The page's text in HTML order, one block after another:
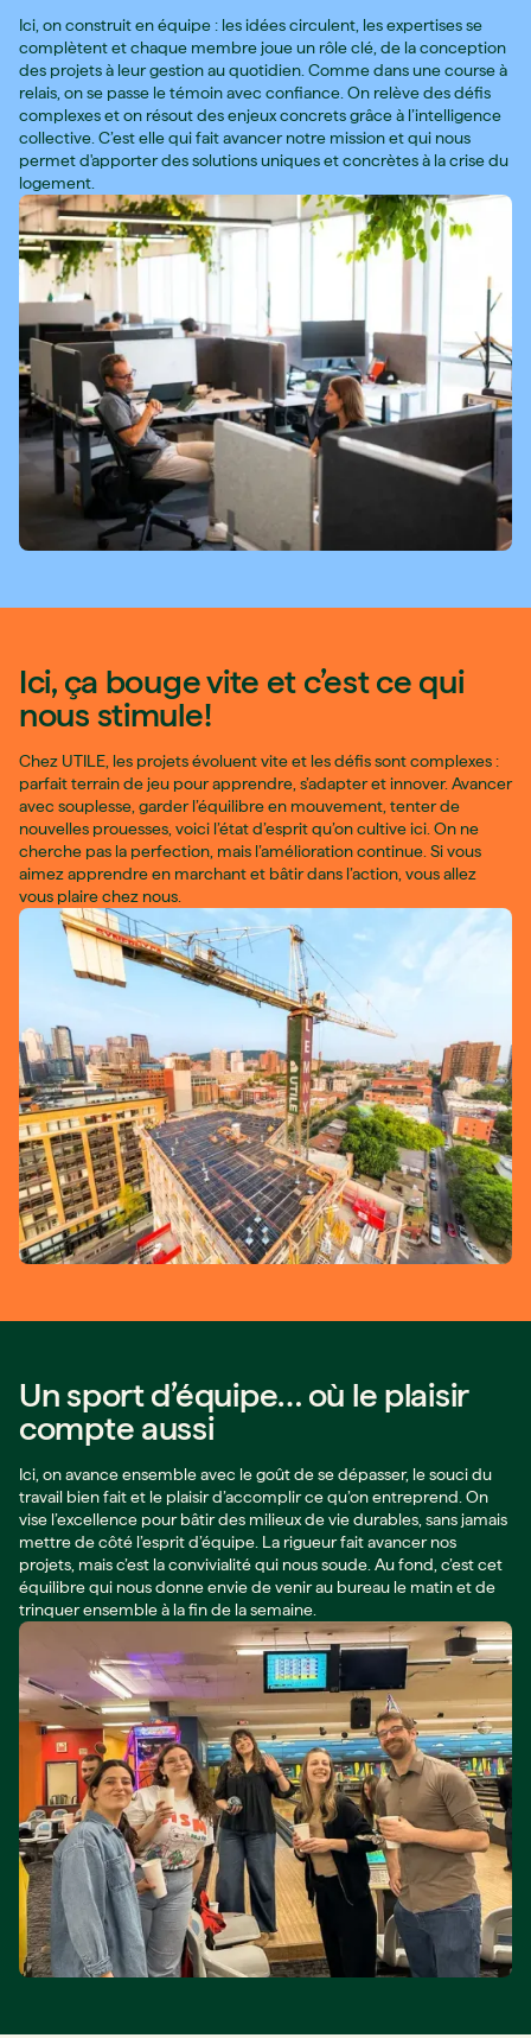
Ici, on construit en équipe : les idées circulent, les expertises se
complètent et chaque membre joue un rôle clé, de la conception
des projets à leur gestion au quotidien. Comme dans une course à
relais, on se passe le témoin avec confiance. On relève des défis
complexes et on résout des enjeux concrets grâce à l’intelligence
collective. C’est elle qui fait avancer notre mission et qui nous
permet d'apporter des solutions uniques et concrètes à la crise du
logement.
Ici, ça bouge vite et c’est ce qui
nous stimule!
Chez UTILE, les projets évoluent vite et les défis sont complexes :
parfait terrain de jeu pour apprendre, s’adapter et innover. Avancer
avec souplesse, garder l’équilibre en mouvement, tenter de
nouvelles prouesses, voici l’état d’esprit qu’on cultive ici. On ne
cherche pas la perfection, mais l’amélioration continue. Si vous
aimez apprendre en marchant et bâtir dans l’action, vous allez
vous plaire chez nous.
Un sport d’équipe… où le plaisir
compte aussi
Ici, on avance ensemble avec le goût de se dépasser, le souci du
travail bien fait et le plaisir d’accomplir ce qu’on entreprend. On
vise l’excellence pour bâtir des milieux de vie durables, sans jamais
mettre de côté l’esprit d’équipe. La rigueur fait avancer nos
projets, mais c’est la convivialité qui nous soude. Au fond, c’est cet
équilibre qui nous donne envie de venir au bureau le matin et de
trinquer ensemble à la fin de la semaine.